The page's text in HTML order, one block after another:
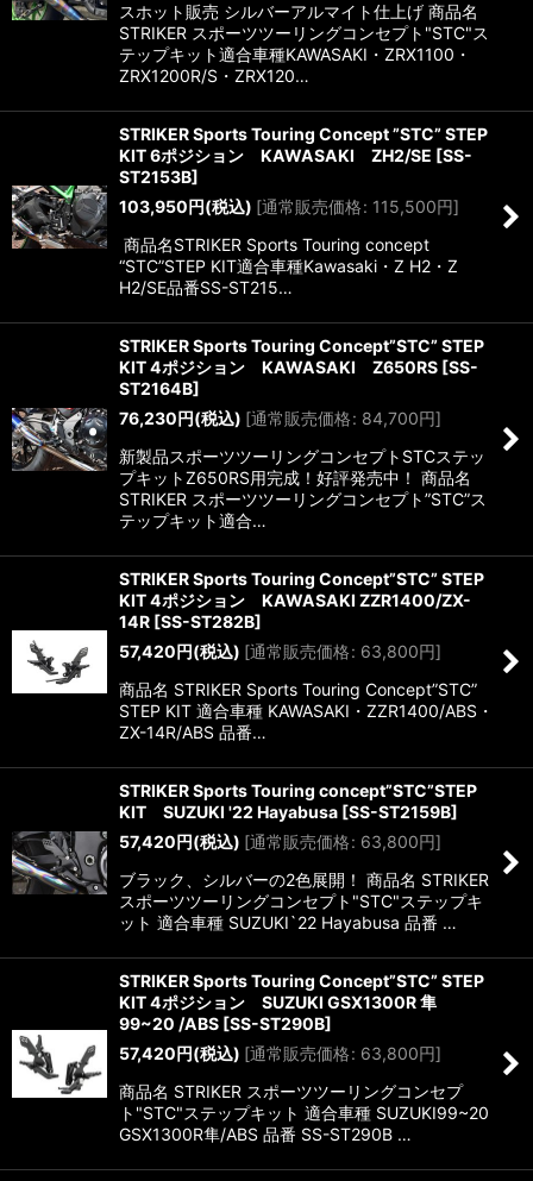
スホット販売 シルバーアルマイト仕上げ 商品名
STRIKER スポーツツーリングコンセプト"STC"ス
テップキット適合車種KAWASAKI・ZRX1100・
ZRX1200R/S・ZRX120…
STRIKER Sports Touring Concept ”STC” STEP
KIT 6ポジション KAWASAKI ZH2/SE [SS-
ST2153B]
103,950円(税込) [通常販売価格: 115,500円]
商品名STRIKER Sports Touring concept
“STC”STEP KIT適合車種Kawasaki・Z H2・Z
H2/SE品番SS-ST215…
STRIKER Sports Touring Concept”STC” STEP
KIT 4ポジション KAWASAKI Z650RS [SS-
ST2164B]
76,230円(税込) [通常販売価格: 84,700円]
新製品スポーツツーリングコンセプトSTCステッ
プキットZ650RS用完成！好評発売中！ 商品名
STRIKER スポーツツーリングコンセプト”STC”ス
テップキット適合…
STRIKER Sports Touring Concept”STC” STEP
KIT 4ポジション KAWASAKI ZZR1400/ZX-
14R [SS-ST282B]
57,420円(税込) [通常販売価格: 63,800円]
商品名 STRIKER Sports Touring Concept”STC”
STEP KIT 適合車種 KAWASAKI・ZZR1400/ABS・
ZX-14R/ABS 品番…
STRIKER Sports Touring concept”STC”STEP
KIT SUZUKI '22 Hayabusa [SS-ST2159B]
57,420円(税込) [通常販売価格: 63,800円]
ブラック、シルバーの2色展開！ 商品名 STRIKER
スポーツツーリングコンセプト"STC"ステップキ
ット 適合車種 SUZUKI`22 Hayabusa 品番 …
STRIKER Sports Touring Concept”STC” STEP
KIT 4ポジション SUZUKI GSX1300R 隼
99~20 /ABS [SS-ST290B]
57,420円(税込) [通常販売価格: 63,800円]
商品名 STRIKER スポーツツーリングコンセプ
ト"STC"ステップキット 適合車種 SUZUKI99~20
GSX1300R隼/ABS 品番 SS-ST290B …